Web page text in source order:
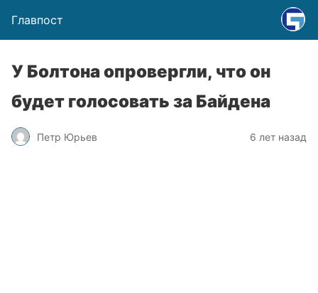
Главпост
У Болтона опровергли, что он
будет голосовать за Байдена
Петр Юрьев 6 лет назад